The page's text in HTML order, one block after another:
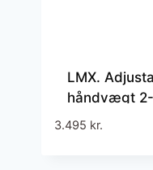
LMX.
håndvægt
home gym
3.495 kr.